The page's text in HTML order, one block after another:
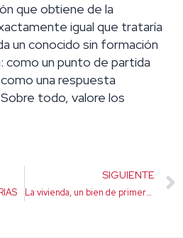
que obtiene de la
igual que trataría
un conocido sin formación
como un punto de partida
una respuesta
todo, valore los
SIGUIENTE
La vivienda, un bien de primera necesidad. Pero de impuestos, ni hablar